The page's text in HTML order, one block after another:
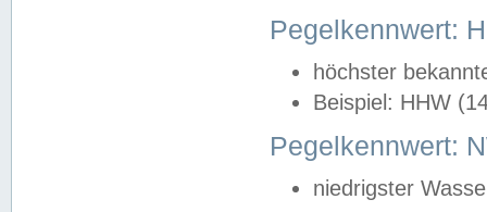
Pegelkennwert:
höchster
Beispiel: HHW
Pegelkennwert:
niedrigster